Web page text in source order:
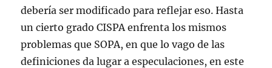
debería ser modificado para reflejar eso. Hasta
un cierto grado CISPA enfrenta los mismos
problemas que SOPA, en que lo vago de las
definiciones da lugar a especulaciones, en este